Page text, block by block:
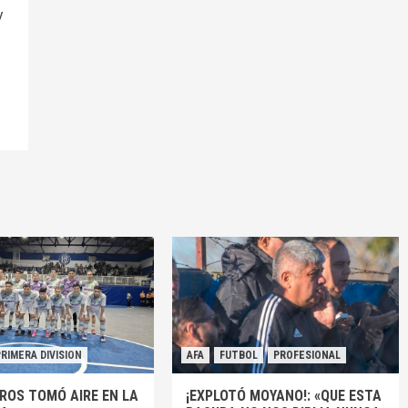
DIVISION
TOMÓ AIRE EN LA
AFA FUTBOL PROFESIONAL
¡EXPLOTÓ MOYANO!: «QUE ESTA